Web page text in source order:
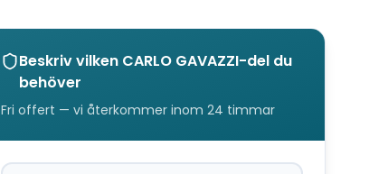
Beskriv vilken CARLO GAVAZZI-del du
behöver
Fri offert — vi återkommer inom 24 timmar